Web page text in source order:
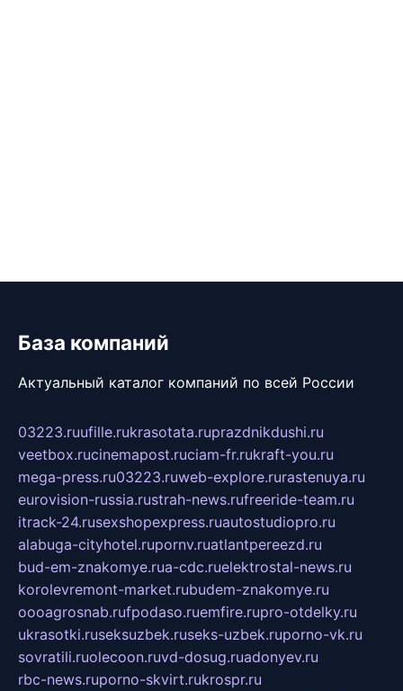
База компаний
Актуальный каталог компаний по всей России
03223.ruufille.rukrasotata.ruprazdnikdushi.ru
veetbox.rucinemapost.ruciam-fr.rukraft-you.ru
mega-press.ru03223.ruweb-explore.rurastenuya.ru
eurovision-russia.rustrah-news.rufreeride-team.ru
itrack-24.rusexshopexpress.ruautostudiopro.ru
alabuga-cityhotel.rupornv.ruatlantpereezd.ru
bud-em-znakomye.rua-cdc.ruelektrostal-news.ru
korolevremont-market.rubudem-znakomye.ru
oooagrosnab.rufpodaso.ruemfire.rupro-otdelky.ru
ukrasotki.ruseksuzbek.ruseks-uzbek.ruporno-vk.ru
sovratili.ruolecoon.ruvd-dosug.ruadonyev.ru
rbc-news.ruporno-skvirt.rukrospr.ru